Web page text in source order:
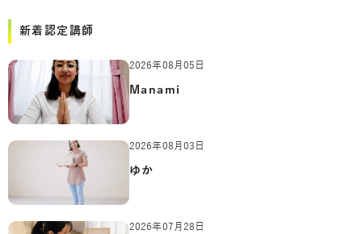
新着認定講師
2026年08月05日
Manami
2026年08月03日
ゆか
2026年07月28日